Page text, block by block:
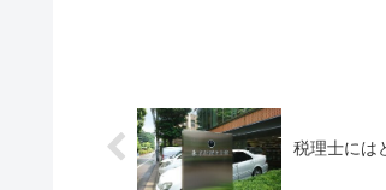
税理士には